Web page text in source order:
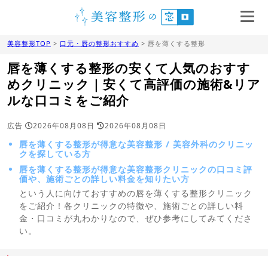
美容整形TOP > 口元・唇の整形おすすめ > 唇を薄くする整形
唇を薄くする整形の安くて人気のおすす
めクリニック｜安くて高評価の施術&リア
ルな口コミをご紹介
広告 2026年08月08日 2026年08月08日
唇を薄くする整形が得意な美容整形 / 美容外科のクリニッ
クを探している方
唇を薄くする整形が得意な美容整形クリニックの口コミ評
価や、施術ごとの詳しい料金を知りたい方
という人に向けておすすめの唇を薄くする整形クリニック
をご紹介！各クリニックの特徴や、施術ごとの詳しい料
金・口コミが丸わかりなので、ぜひ参考にしてみてくださ
い。